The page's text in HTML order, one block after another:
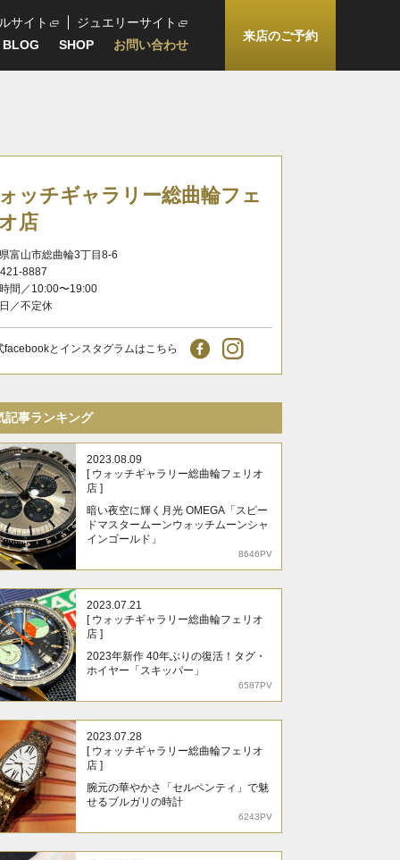
サイト
ジュエリーサイト
BLOG
SHOP お問い合わせ
来店のご予約
ッチギャラリー総曲輪フェ
店
富山市総曲輪3丁目8-6
8887
間／10:00〜19:00
／不定休
facebookとインスタグラムはこちら
記事ランキング
2023.08.09
[ ウォッチギャラリー総曲輪フェリオ
店 ]
暗い夜空に輝く月光 OMEGA「スピー
ドマスタームーンウォッチムーンシャ
インゴールド」
8646PV
2023.07.21
[ ウォッチギャラリー総曲輪フェリオ
店 ]
2023年新作 40年ぶりの復活！タグ・
ホイヤー「スキッパー」
6587PV
2023.07.28
[ ウォッチギャラリー総曲輪フェリオ
店 ]
腕元の華やかさ「セルペンティ」で魅
せるブルガリの時計
6243PV